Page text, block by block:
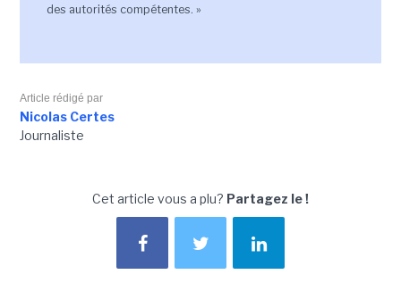
des autorités compétentes. »
Article rédigé par
Nicolas Certes
Journaliste
Cet article vous a plu? Partagez le !